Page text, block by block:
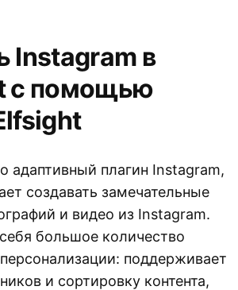
Instagram в
с помощью
адаптивный плагин Instagram,
создавать замечательные
и видео из Instagram.
большое количество
поддерживает
и сортировку контента,